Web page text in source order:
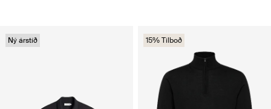
Ný árstíð 15% Tilboð